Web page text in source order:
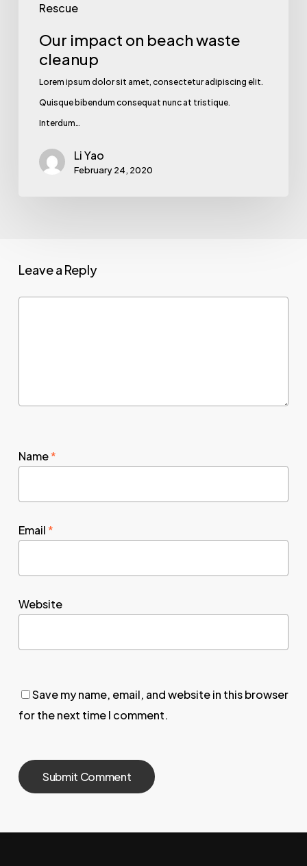
Rescue
Our impact on beach waste
cleanup
Lorem ipsum dolor sit amet, consectetur adipiscing elit.
Quisque bibendum consequat nunc at tristique.
Interdum…
Li Yao
February 24, 2020
Leave a Reply
Name*
Email*
Website
Save my name, email, and website in this browser
for the next time I comment.